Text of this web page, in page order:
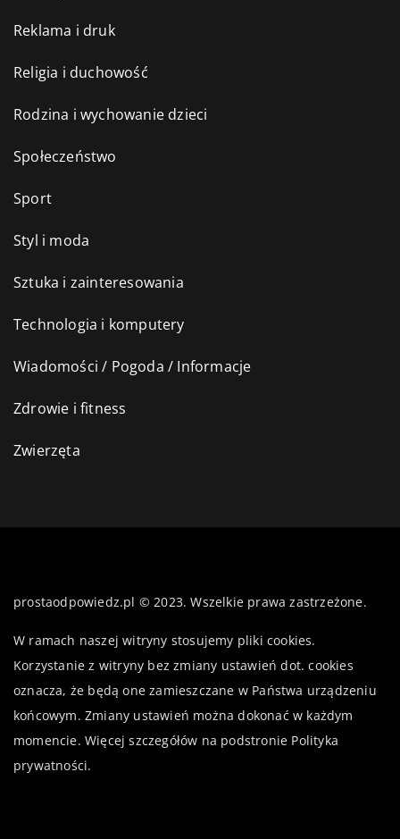
Reklama i druk
Religia i duchowość
Rodzina i wychowanie dzieci
Społeczeństwo
Sport
Styl i moda
Sztuka i zainteresowania
Technologia i komputery
Wiadomości / Pogoda / Informacje
Zdrowie i fitness
Zwierzęta
prostaodpowiedz.pl © 2023. Wszelkie prawa zastrzeżone.
W ramach naszej witryny stosujemy pliki cookies.
Korzystanie z witryny bez zmiany ustawień dot. cookies
oznacza, że będą one zamieszczane w Państwa urządzeniu
końcowym. Zmiany ustawień można dokonać w każdym
momencie. Więcej szczegółów na podstronie Polityka
prywatności.